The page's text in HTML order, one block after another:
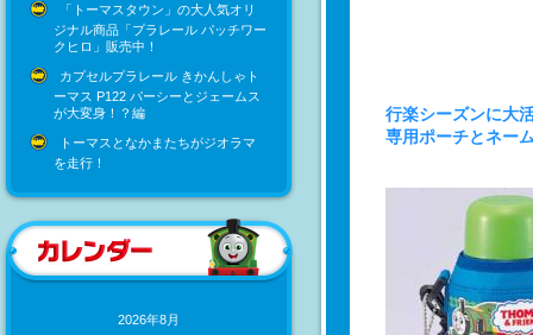
「トーマスタウン」の大人気オリ
ジナル商品「プラレール パッチワー
クヒロ」販売中！
カプセルプラレール きかんしゃト
ーマス P122 パーシーとジェームス
が大変身！？編
トーマスとなかまたちがジオラマ
を走行！
2026年8月
行楽シーズンに大
専用ポーチとネー